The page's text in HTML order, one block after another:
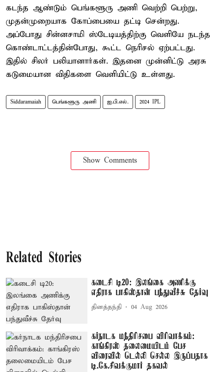
கடந்த ஆண்டும் பெங்களூரு அணி வெற்றி பெற்று,
முதன்முறையாக கோப்பையை தட்டி சென்றது.
அப்போது சின்னசாமி ஸ்டேடியத்திற்கு வெளியே நடந்த
கொண்டாட்டத்தின்போது, கூட்ட நெரிசல் ஏற்பட்டது.
இதில் சிலர் பலியானார்கள். இதனை முன்னிட்டு அரசு
கடுமையான விதிகளை வெளியிட்டு உள்ளது.
Siddaramaiah பெங்களூரு அணி ஐ.பி.எல். 2024 IPL
Show Comments
Related Stories
கடைசி டி20: இலங்கை அணிக்கு
எதிராக பாகிஸ்தான் பந்துவீச்சு தேர்வு
தினத்தந்தி 04 Aug 2026
கர்நாடக மந்திரிசபை விரிவாக்கம்:
காங்கிரஸ் தலைமையிடம் பேச
விரைவில் டெல்லி செல்ல இருப்பதாக
டி.கே.சிவக்குமார் தகவல்